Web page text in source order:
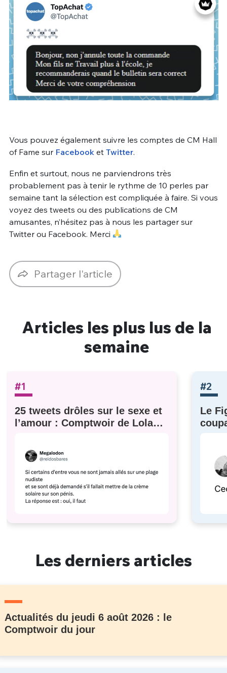
Vous pouvez également suivre les comptes de CM Hall
of Fame sur Facebooket Twitter.
Enfin et surtout, nous ne parviendrons très
probablement pas à tenir le rythme de 10 perles par
semaine tant la sélection est compliquée à faire. Si vous
voyez des tweets ou des publications de CM
amusantes, n’hésitez pas à nous les partager sur
Twitter ou Facebook. Merci
Partager l'article
Articles les plus lus de la
semaine
#1
25 tweets drôles sur le sexe et
l’amour : Comptwoir de Lola
#2
Le
Les derniers articles
Actualités du jeudi 6 août 2026 : le
Comptwoir du jour